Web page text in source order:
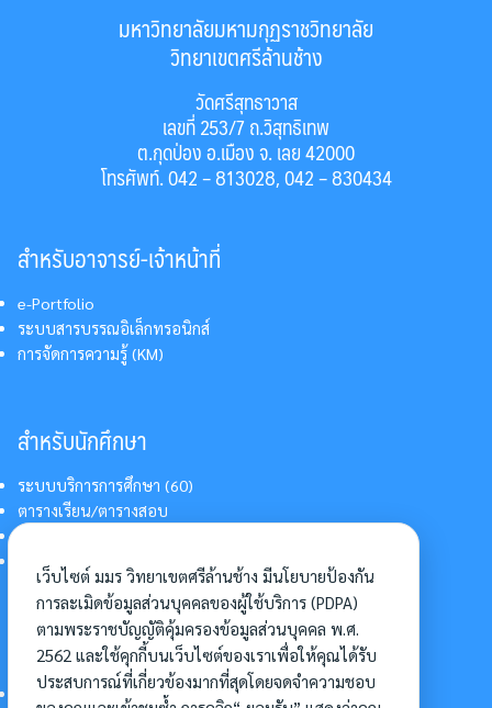
มหาวิทยาลัยมหามกุฏราชวิทยาลัย
วิทยาเขตศรีล้านช้าง
วัดศรีสุทธาวาส
เลขที่ 253/7 ถ.วิสุทธิเทพ
ต.กุดป่อง อ.เมือง จ. เลย 42000
โทรศัพท์. 042 – 813028, 042 – 830434
สำหรับอาจารย์-เจ้าหน้าที่
e-Portfolio
ระบบสารบรรณอิเล็กทรอนิกส์
การจัดการความรู้ (KM)
สำหรับนักศึกษา
ระบบบริการการศึกษา (60)
ตารางเรียน/ตารางสอบ
การแต่งกายนักศึกษา
อื่นๆ
การเข้าศึกษาต่อ
เว็บไซต์ มมร วิทยาเขตศรีล้านช้าง มีนโยบายป้องกัน
การละเมิดข้อมูลส่วนบุคคลของผู้ใช้บริการ (PDPA)
ตามพระราชบัญญัติคุ้มครองข้อมูลส่วนบุคคล พ.ศ.
2562 และใช้คุกกี้บนเว็บไซต์ของเราเพื่อให้คุณได้รับ
ประสบการณ์ที่เกี่ยวข้องมากที่สุดโดยจดจำความชอบ